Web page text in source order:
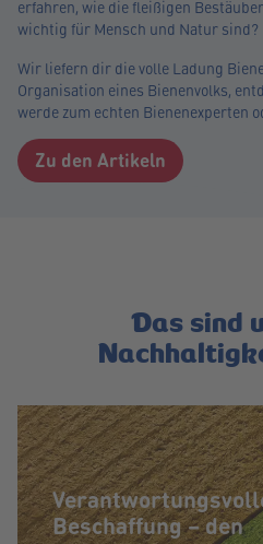
erfahren, wie die fleißigen
wichtig für Mensch und Natur sind?
Wir liefern dir die volle Ladung
Organisation eines Bienenvolks,
werde zum echten Bienenexperten
Zu den Artikeln
Das sind
Beschaffung – den